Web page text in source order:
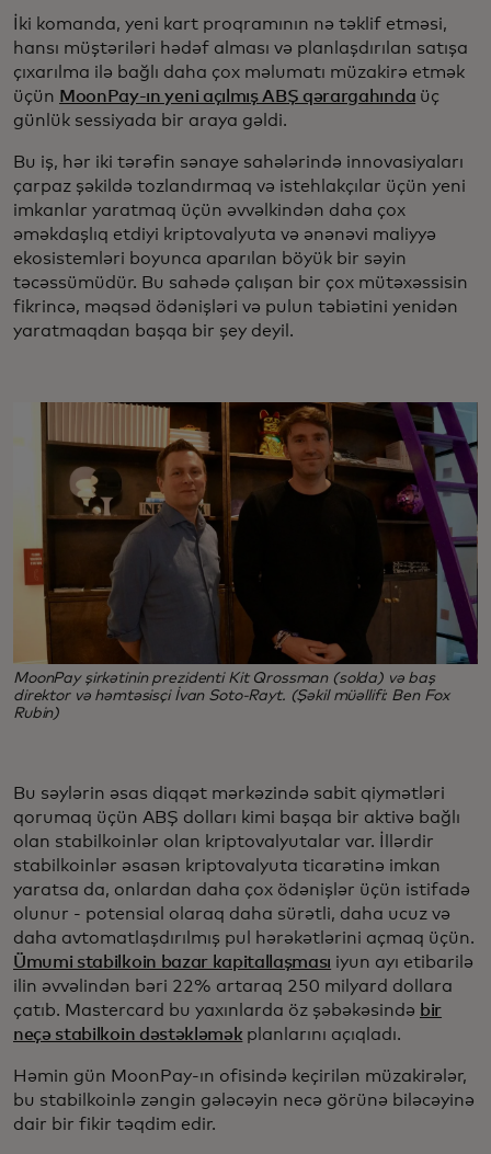
İki komanda, yeni kart proqramının nə təklif etməsi,
hansı müştəriləri hədəf alması və planlaşdırılan satışa
çıxarılma ilə bağlı daha çox məlumatı müzakirə etmək
üçün MoonPay-ın yeni açılmış ABŞ qərargahında üç
günlük sessiyada bir araya gəldi.
Bu iş, hər iki tərəfin sənaye sahələrində innovasiyaları
çarpaz şəkildə tozlandırmaq və istehlakçılar üçün yeni
imkanlar yaratmaq üçün əvvəlkindən daha çox
əməkdaşlıq etdiyi kriptovalyuta və ənənəvi maliyyə
ekosistemləri boyunca aparılan böyük bir səyin
təcəssümüdür. Bu sahədə çalışan bir çox mütəxəssisin
fikrincə, məqsəd ödənişləri və pulun təbiətini yenidən
yaratmaqdan başqa bir şey deyil.
MoonPay şirkətinin prezidenti Kit Qrossman (solda) və baş
direktor və həmtəsisçi İvan Soto-Rayt. (Şəkil müəllifi: Ben Fox
Rubin)
Bu səylərin əsas diqqət mərkəzində sabit qiymətləri
qorumaq üçün ABŞ dolları kimi başqa bir aktivə bağlı
olan stabilkoinlər olan kriptovalyutalar var. İllərdir
stabilkoinlər əsasən kriptovalyuta ticarətinə imkan
yaratsa da, onlardan daha çox ödənişlər üçün istifadə
olunur - potensial olaraq daha sürətli, daha ucuz və
daha avtomatlaşdırılmış pul hərəkətlərini açmaq üçün.
Ümumi stabilkoin bazar kapitallaşması iyun ayı etibarilə
ilin əvvəlindən bəri 22% artaraq 250 milyard dollara
çatıb. Mastercard bu yaxınlarda öz şəbəkəsində bir
neçə stabilkoin dəstəkləmək planlarını açıqladı.
Həmin gün MoonPay-ın ofisində keçirilən müzakirələr,
bu stabilkoinlə zəngin gələcəyin necə görünə biləcəyinə
dair bir fikir təqdim edir.